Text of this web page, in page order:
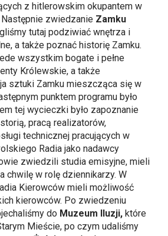
z hitlerowskim okupantem w
zwiedzanie Zamku
tutaj podziwiać wnętrza i
a także poznać historię Zamku.
wszystkim bogate i pełne
Królewskie, a także
sztuki Zamku mieszcząca się w
punktem programu było
tej wycieczki było zapoznanie
pracą realizatorów,
technicznej pracujących w
Radia jako nadawcy
zwiedzili studia emisyjne, mieli
chwilę w rolę dziennikarzy. W
Kierowców mieli możliwość
kierowców. Po zwiedzeniu
do Muzeum Iluzji, które
Mieście, po czym udaliśmy